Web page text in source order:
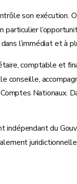
son
l’immédiat et à
comptable et
conseille,
Nationaux.
indépendant du